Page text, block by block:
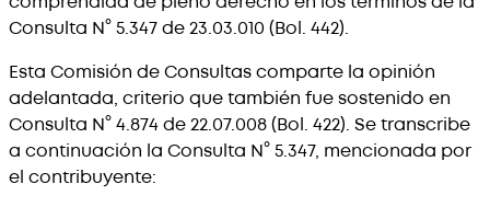
Consulta N° 5.347 de 23.03.010 (Bol. 442).
Esta Comisión de Consultas comparte la opinión
adelantada, criterio que también fue sostenido en
Consulta N° 4.874 de 22.07.008 (Bol. 422). Se transcribe
a continuación la Consulta N° 5.347, mencionada por
el contribuyente: